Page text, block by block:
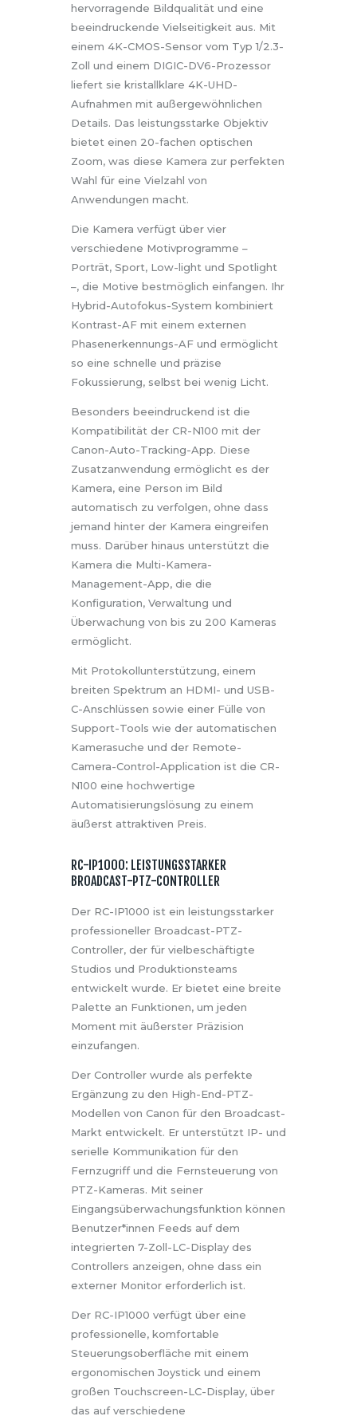
hervorragende Bildqualität und eine
beeindruckende Vielseitigkeit aus. Mit
einem 4K-CMOS-Sensor vom Typ 1/2.3-
Zoll und einem DIGIC-DV6-Prozessor
liefert sie kristallklare 4K-UHD-
Aufnahmen mit außergewöhnlichen
Details. Das leistungsstarke Objektiv
bietet einen 20-fachen optischen
Zoom, was diese Kamera zur perfekten
Wahl für eine Vielzahl von
Anwendungen macht.
Die Kamera verfügt über vier
verschiedene Motivprogramme –
Porträt, Sport, Low-light und Spotlight
–, die Motive bestmöglich einfangen. Ihr
Hybrid-Autofokus-System kombiniert
Kontrast-AF mit einem externen
Phasenerkennungs-AF und ermöglicht
so eine schnelle und präzise
Fokussierung, selbst bei wenig Licht.
Besonders beeindruckend ist die
Kompatibilität der CR-N100 mit der
Canon-Auto-Tracking-App. Diese
Zusatzanwendung ermöglicht es der
Kamera, eine Person im Bild
automatisch zu verfolgen, ohne dass
jemand hinter der Kamera eingreifen
muss. Darüber hinaus unterstützt die
Kamera die Multi-Kamera-
Management-App, die die
Konfiguration, Verwaltung und
Überwachung von bis zu 200 Kameras
ermöglicht.
Mit Protokollunterstützung, einem
breiten Spektrum an HDMI- und USB-
C-Anschlüssen sowie einer Fülle von
Support-Tools wie der automatischen
Kamerasuche und der Remote-
Camera-Control-Application ist die CR-
N100 eine hochwertige
Automatisierungslösung zu einem
äußerst attraktiven Preis.
RC-IP1000: LEISTUNGSSTARKER
BROADCAST-PTZ-CONTROLLER
Der RC-IP1000 ist ein leistungsstarker
professioneller Broadcast-PTZ-
Controller, der für vielbeschäftigte
Studios und Produktionsteams
entwickelt wurde. Er bietet eine breite
Palette an Funktionen, um jeden
Moment mit äußerster Präzision
einzufangen.
Der Controller wurde als perfekte
Ergänzung zu den High-End-PTZ-
Modellen von Canon für den Broadcast-
Markt entwickelt. Er unterstützt IP- und
serielle Kommunikation für den
Fernzugriff und die Fernsteuerung von
PTZ-Kameras. Mit seiner
Eingangsüberwachungsfunktion können
Benutzer*innen Feeds auf dem
integrierten 7-Zoll-LC-Display des
Controllers anzeigen, ohne dass ein
externer Monitor erforderlich ist.
Der RC-IP1000 verfügt über eine
professionelle, komfortable
Steuerungsoberfläche mit einem
ergonomischen Joystick und einem
großen Touchscreen-LC-Display, über
das auf verschiedene